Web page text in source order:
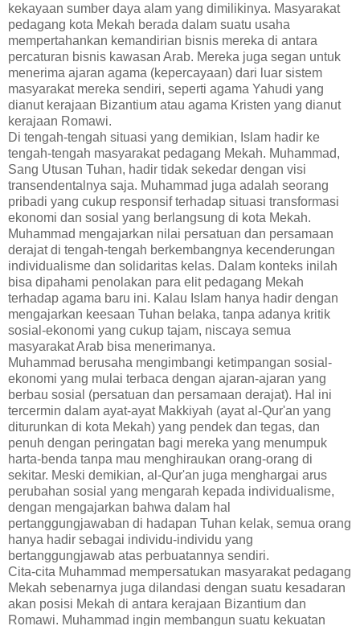
kekayaan sumber daya alam yang dimilikinya. Masyarakat
pedagang kota Mekah berada dalam suatu usaha
mempertahankan kemandirian bisnis mereka di antara
percaturan bisnis kawasan Arab. Mereka juga segan untuk
menerima ajaran agama (kepercayaan) dari luar sistem
masyarakat mereka sendiri, seperti agama Yahudi yang
dianut kerajaan Bizantium atau agama Kristen yang dianut
kerajaan Romawi.
Di tengah-tengah situasi yang demikian, Islam hadir ke
tengah-tengah masyarakat pedagang Mekah. Muhammad,
Sang Utusan Tuhan, hadir tidak sekedar dengan visi
transendentalnya saja. Muhammad juga adalah seorang
pribadi yang cukup responsif terhadap situasi transformasi
ekonomi dan sosial yang berlangsung di kota Mekah.
Muhammad mengajarkan nilai persatuan dan persamaan
derajat di tengah-tengah berkembangnya kecenderungan
individualisme dan solidaritas kelas. Dalam konteks inilah
bisa dipahami penolakan para elit pedagang Mekah
terhadap agama baru ini. Kalau Islam hanya hadir dengan
mengajarkan keesaan Tuhan belaka, tanpa adanya kritik
sosial-ekonomi yang cukup tajam, niscaya semua
masyarakat Arab bisa menerimanya.
Muhammad berusaha mengimbangi ketimpangan sosial-
ekonomi yang mulai terbaca dengan ajaran-ajaran yang
berbau sosial (persatuan dan persamaan derajat). Hal ini
tercermin dalam ayat-ayat Makkiyah (ayat al-Qur'an yang
diturunkan di kota Mekah) yang pendek dan tegas, dan
penuh dengan peringatan bagi mereka yang menumpuk
harta-benda tanpa mau menghiraukan orang-orang di
sekitar. Meski demikian, al-Qur'an juga menghargai arus
perubahan sosial yang mengarah kepada individualisme,
dengan mengajarkan bahwa dalam hal
pertanggungjawaban di hadapan Tuhan kelak, semua orang
hanya hadir sebagai individu-individu yang
bertanggungjawab atas perbuatannya sendiri.
Cita-cita Muhammad mempersatukan masyarakat pedagang
Mekah sebenarnya juga dilandasi dengan suatu kesadaran
akan posisi Mekah di antara kerajaan Bizantium dan
Romawi. Muhammad ingin membangun suatu kekuatan